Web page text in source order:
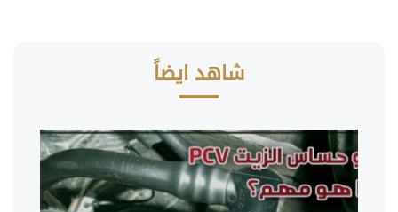
شاهد ايضاً